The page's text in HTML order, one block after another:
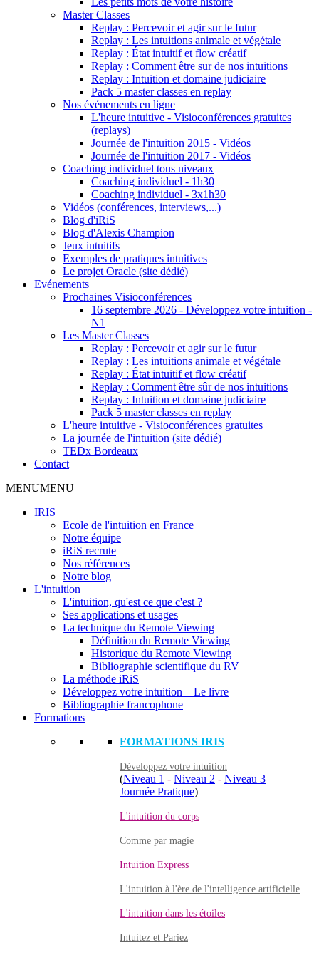
Master Classes
Replay : Percevoir et agir sur le futur
Replay : Les intuitions animale et végétale
Replay : État intuitif et flow créatif
Replay : Comment être sur de nos intuitions
Replay : Intuition et domaine judiciaire
Pack 5 master classes en replay
Nos événements en ligne
L'heure intuitive - Visioconférences gratuites
(replays)
Journée de l'intuition 2015 - Vidéos
Journée de l'intuition 2017 - Vidéos
Coaching individuel tous niveaux
Coaching individuel - 1h30
Coaching individuel - 3x1h30
Vidéos (conférences, interviews,...)
Blog d'iRiS
Blog d'Alexis Champion
Jeux intuitifs
Exemples de pratiques intuitives
Le projet Oracle (site dédié)
Evénements
Prochaines Visioconférences
16 septembre 2026 - Développez votre intuition -
N1
Les Master Classes
Replay : Percevoir et agir sur le futur
Replay : Les intuitions animale et végétale
Replay : État intuitif et flow créatif
Replay : Comment être sûr de nos intuitions
Replay : Intuition et domaine judiciaire
Pack 5 master classes en replay
L'heure intuitive - Visioconférences gratuites
La journée de l'intuition (site dédié)
TEDx Bordeaux
Contact
MENUMENU
IRIS
Ecole de l'intuition en France
Notre équipe
iRiS recrute
Nos références
Notre blog
L'intuition
L'intuition, qu'est ce que c'est ?
Ses applications et usages
La technique du Remote Viewing
Définition du Remote Viewing
Historique du Remote Viewing
Bibliographie scientifique du RV
La méthode iRiS
Développez votre intuition – Le livre
Bibliographie francophone
Formations
FORMATIONS IRIS
Développez votre intuition
(Niveau 1 - Niveau 2 - Niveau 3
Journée Pratique)
L'intuition du corps
Comme par magie
Intuition Express
L'intuition à l'ère de l'intelligence artificielle
L'intuition dans les étoiles
Intuitez et Pariez